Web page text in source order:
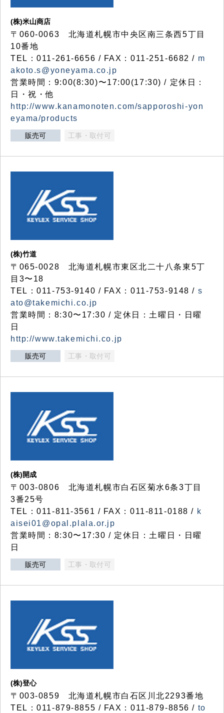
(株)米山商店
〒060-0063 北海道札幌市中央区南三条西5丁目
10番地
TEL：011-261-6656 / FAX：011-251-6682 / m
akoto.s@yoneyama.co.jp
営業時間：9:00(8:30)〜17:00(17:30) / 定休日：
日・祝・他
http://www.kanamonoten.com/sapporoshi-yon
eyama/products
販売可 工事・取付可
(株)竹道
〒065-0028 北海道札幌市東区北二十八条東5丁
目3〜18
TEL：011-753-9140 / FAX：011-753-9148 / s
ato@takemichi.co.jp
営業時間：8:30〜17:30 / 定休日：土曜日・日曜
日
http://www.takemichi.co.jp
販売可 工事・取付可
(株)開成
〒003-0806 北海道札幌市白石区菊水6条3丁目
3番25号
TEL：011-811-3561 / FAX：011-811-0188 / k
aisei01@opal.plala.or.jp
営業時間：8:30〜17:30 / 定休日：土曜日・日曜
日
販売可 工事・取付可
(株)登心
〒003-0859 北海道札幌市白石区川北2293番地
TEL：011-879-8855 / FAX：011-879-8856 / to